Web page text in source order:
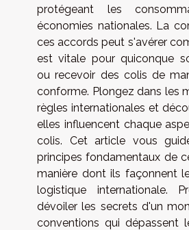
protégeant les
économies nationales. La
ces accords peut s'avérer
est vitale pour quiconque
ou recevoir des colis de
conforme. Plongez dans les
règles internationales et
elles influencent chaque
colis. Cet article vous
principes fondamentaux de
manière dont ils façonnent
logistique internationale.
dévoiler les secrets d'un
conventions qui dépassent